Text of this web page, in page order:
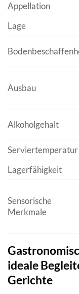
Appellation
Lage
Ausbau
Alkoholgehalt
Serviertemperatur
Lagerfähigkeit
Sensorische
Merkmale
ideale
Gerichte